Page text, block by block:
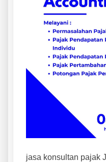
jasa konsultan pajak